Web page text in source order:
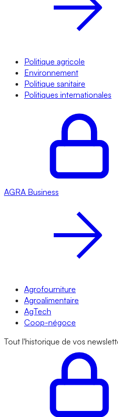
Politique agricole
Environnement
Politique sanitaire
Politiques internationales
AGRA Business
Agrofourniture
Agroalimentaire
AgTech
Coop-négoce
Tout l'historique de vos